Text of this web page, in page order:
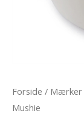
Forside / Mærker
Mushie